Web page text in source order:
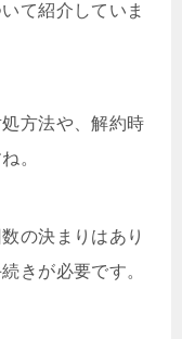
て紹介していま
方法や、解約時
。
の決まりはあり
きが必要です。